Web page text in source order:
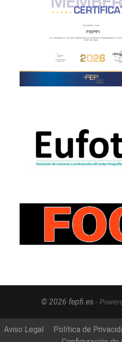
© 2026 fepfi.es -
Aviso Legal Política de